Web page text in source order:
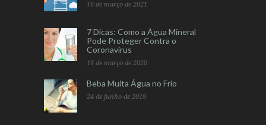
16 de março de 2021
7 Dicas: Como a Água Mineral
Pode Proteger Contra o
Coronavírus
16 de março de 2020
Beba Muita Água no Frio
24 de junho de 2019